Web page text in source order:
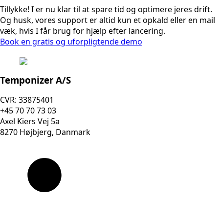
Tillykke! I er nu klar til at spare tid og optimere jeres drift.
Og husk, vores support er altid kun et opkald eller en mail
væk, hvis I får brug for hjælp efter lancering.
Book en gratis og uforpligtende demo
Temponizer A/S
CVR: 33875401
+45 70 70 73 03
Axel Kiers Vej 5a
8270 Højbjerg, Danmark